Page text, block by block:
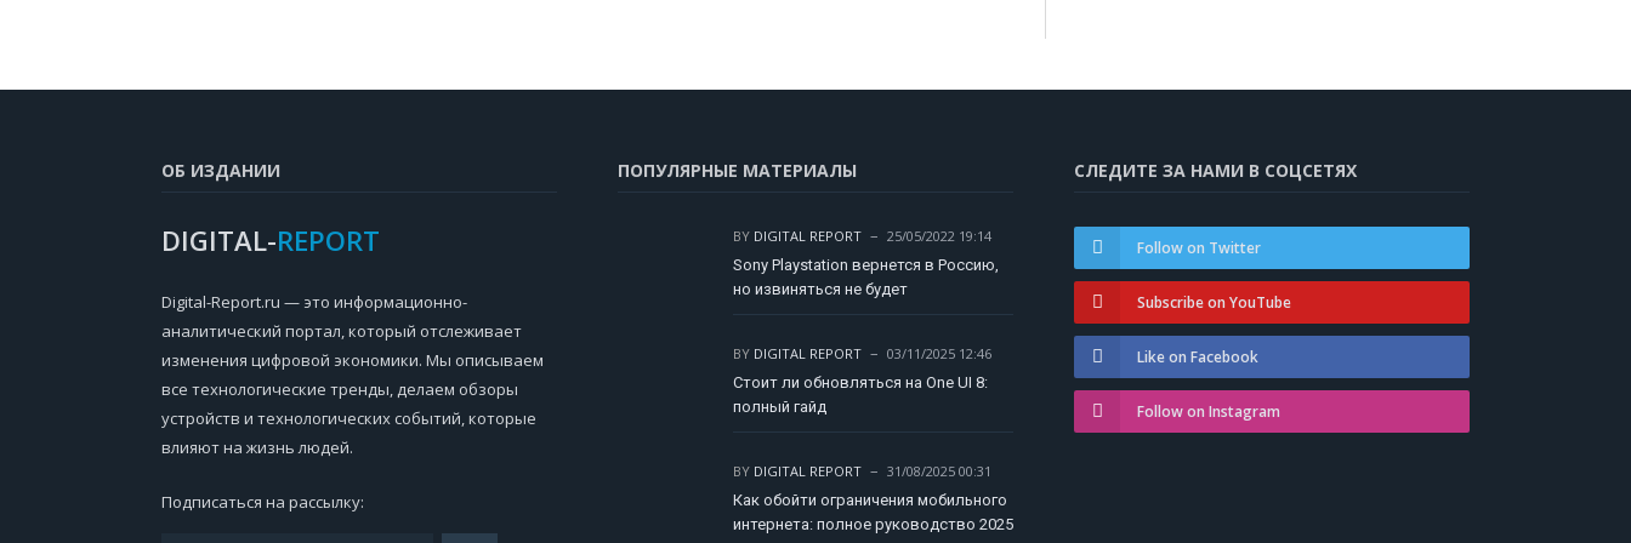
ОБ ИЗДАНИИ
DIGITAL-REPORT
Digital-Report.ru — это информационно-
аналитический портал, который отслеживает
изменения цифровой экономики. Мы описываем
все технологические тренды, делаем обзоры
устройств и технологических событий, которые
влияют на жизнь людей.
Подписаться на рассылку:
ПОПУЛЯРНЫЕ МАТЕРИАЛЫ
BY DIGITAL REPORT
25/05/2022 19:14
Sony Playstation вернется в Россию,
но извиняться не будет
BY DIGITAL REPORT
03/11/2025 12:46
Стоит ли обновляться на One UI 8:
полный гайд
BY DIGITAL REPORT
31/08/2025 00:31
Как обойти ограничения мобильного
интернета: полное руководство 2025
СЛЕДИТЕ ЗА НАМИ В СОЦСЕТЯХ
Follow on Twitter
Subscribe on YouTube
Like on Facebook
Follow on Instagram